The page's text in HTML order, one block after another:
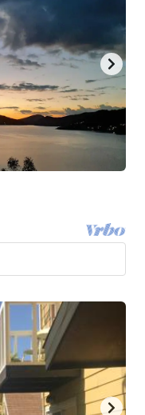
key
to
get
the
keyboard
shortcuts
for